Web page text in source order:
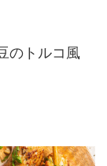
のトルコ風